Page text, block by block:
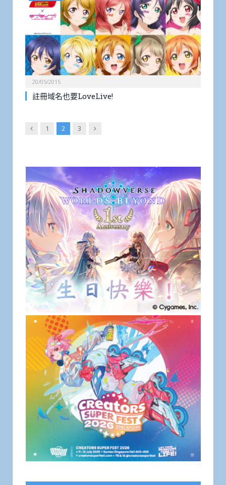
20/05/2015
註冊域名也要LoveLive!
Previous
1 2 3 Next